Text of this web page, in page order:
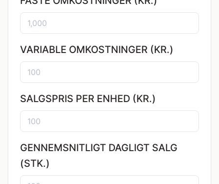
VARIABLE OMKOSTNINGER (KR.)
SALGSPRIS PER ENHED (KR.)
GENNEMSNITLIGT DAGLIGT SALG
(STK.)